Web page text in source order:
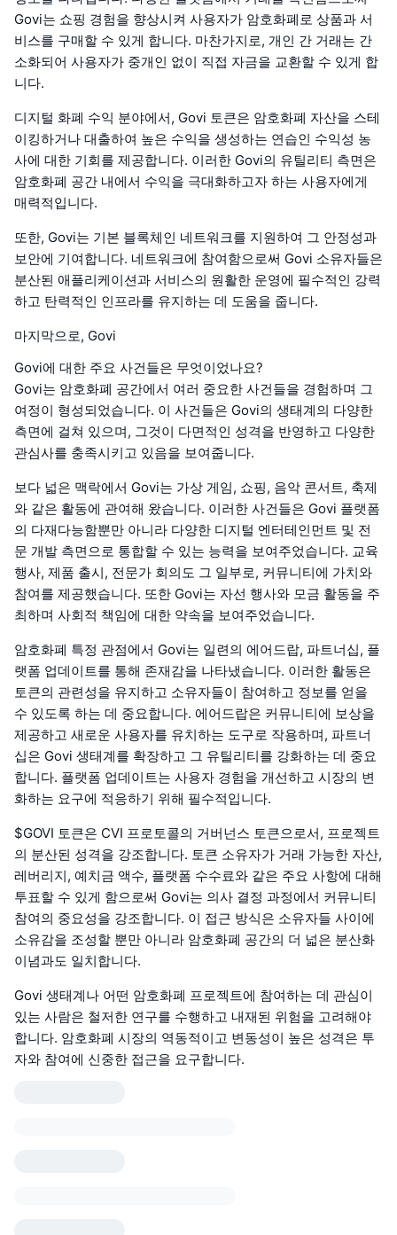
Govi는 쇼핑 경험을 향상시켜 사용자가 암호화폐로 상품과 서
비스를 구매할 수 있게 합니다. 마찬가지로, 개인 간 거래는 간
소화되어 사용자가 중개인 없이 직접 자금을 교환할 수 있게 합
니다.
디지털 화폐 수익 분야에서, Govi 토큰은 암호화폐 자산을 스테
이킹하거나 대출하여 높은 수익을 생성하는 연습인 수익성 농
사에 대한 기회를 제공합니다. 이러한 Govi의 유틸리티 측면은
암호화폐 공간 내에서 수익을 극대화하고자 하는 사용자에게
매력적입니다.
또한, Govi는 기본 블록체인 네트워크를 지원하여 그 안정성과
보안에 기여합니다. 네트워크에 참여함으로써 Govi 소유자들은
분산된 애플리케이션과 서비스의 원활한 운영에 필수적인 강력
하고 탄력적인 인프라를 유지하는 데 도움을 줍니다.
마지막으로, Govi
Govi에 대한 주요 사건들은 무엇이었나요?
Govi는 암호화폐 공간에서 여러 중요한 사건들을 경험하며 그
여정이 형성되었습니다. 이 사건들은 Govi의 생태계의 다양한
측면에 걸쳐 있으며, 그것이 다면적인 성격을 반영하고 다양한
관심사를 충족시키고 있음을 보여줍니다.
보다 넓은 맥락에서 Govi는 가상 게임, 쇼핑, 음악 콘서트, 축제
와 같은 활동에 관여해 왔습니다. 이러한 사건들은 Govi 플랫폼
의 다재다능함뿐만 아니라 다양한 디지털 엔터테인먼트 및 전
문 개발 측면으로 통합할 수 있는 능력을 보여주었습니다. 교육
행사, 제품 출시, 전문가 회의도 그 일부로, 커뮤니티에 가치와
참여를 제공했습니다. 또한 Govi는 자선 행사와 모금 활동을 주
최하며 사회적 책임에 대한 약속을 보여주었습니다.
암호화폐 특정 관점에서 Govi는 일련의 에어드랍, 파트너십, 플
랫폼 업데이트를 통해 존재감을 나타냈습니다. 이러한 활동은
토큰의 관련성을 유지하고 소유자들이 참여하고 정보를 얻을
수 있도록 하는 데 중요합니다. 에어드랍은 커뮤니티에 보상을
제공하고 새로운 사용자를 유치하는 도구로 작용하며, 파트너
십은 Govi 생태계를 확장하고 그 유틸리티를 강화하는 데 중요
합니다. 플랫폼 업데이트는 사용자 경험을 개선하고 시장의 변
화하는 요구에 적응하기 위해 필수적입니다.
$GOVI 토큰은 CVI 프로토콜의 거버넌스 토큰으로서, 프로젝트
의 분산된 성격을 강조합니다. 토큰 소유자가 거래 가능한 자산,
레버리지, 예치금 액수, 플랫폼 수수료와 같은 주요 사항에 대해
투표할 수 있게 함으로써 Govi는 의사 결정 과정에서 커뮤니티
참여의 중요성을 강조합니다. 이 접근 방식은 소유자들 사이에
소유감을 조성할 뿐만 아니라 암호화폐 공간의 더 넓은 분산화
이념과도 일치합니다.
Govi 생태계나 어떤 암호화폐 프로젝트에 참여하는 데 관심이
있는 사람은 철저한 연구를 수행하고 내재된 위험을 고려해야
합니다. 암호화폐 시장의 역동적이고 변동성이 높은 성격은 투
자와 참여에 신중한 접근을 요구합니다.